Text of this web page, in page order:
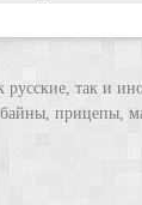
русские, так и
прицепы,